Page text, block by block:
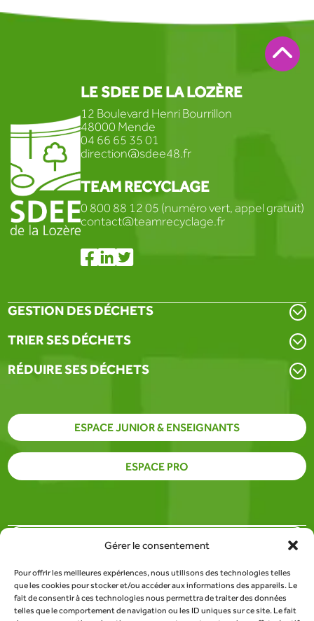
Gérer le consentement
Pour offrir les meilleures expériences, nous utilisons des technologies telles
que les cookies pour stocker et/ou accéder aux informations des appareils. Le
fait de consentir à ces technologies nous permettra de traiter des données
telles que le comportement de navigation ou les ID uniques sur ce site. Le fait
LE SDEE DE LA LOZÈRE
12 Boulevard Henri Bourrillon
48000 Mende
04 66 65 35 01
direction@sdee48.fr
TEAM RECYCLAGE
0 800 88 12 05 (numéro vert, appel gratuit)
contact@teamrecyclage.fr
GESTION DES DÉCHETS
TRIER SES DÉCHETS
RÉDUIRE SES DÉCHETS
ESPACE JUNIOR & ENSEIGNANTS
ESPACE PRO
PARTENAIRES
SITE DU SDEE DE LA LOZÈRE